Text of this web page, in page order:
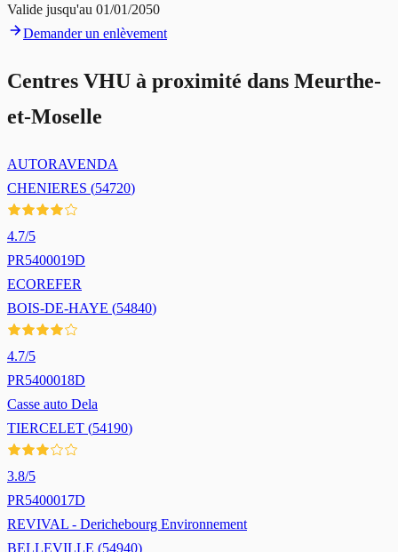
Valide jusqu'au 01/01/2050
Demander un enlèvement
Centres VHU à proximité dans Meurthe-
et-Moselle
AUTORAVENDA
CHENIERES (54720)
4.7/5
PR5400019D
ECOREFER
BOIS-DE-HAYE (54840)
4.7/5
PR5400018D
Casse auto Dela
TIERCELET (54190)
3.8/5
PR5400017D
REVIVAL - Derichebourg Environnement
BELLEVILLE (54940)